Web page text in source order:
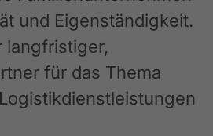
und Eigenständigkeit.
langfristiger,
für das Thema